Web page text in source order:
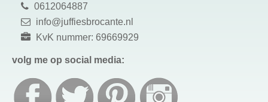
0612064887
info@juffiesbrocante.nl
KvK nummer: 69669929
volg me op social media: